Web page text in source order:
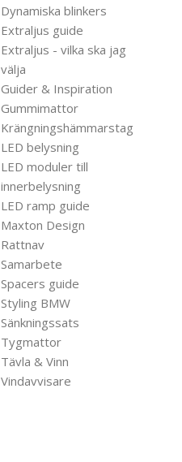
Dynamiska blinkers
Extraljus guide
Extraljus - vilka ska jag
välja
Guider & Inspiration
Gummimattor
Krängningshämmarstag
LED belysning
LED moduler till
innerbelysning
LED ramp guide
Maxton Design
Rattnav
Samarbete
Spacers guide
Styling BMW
Sänkningssats
Tygmattor
Tävla & Vinn
Vindavvisare